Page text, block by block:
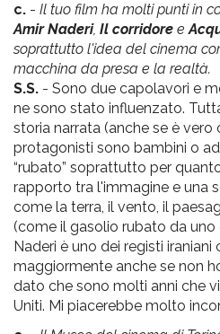
c. - Il tuo film ha molti punti in
Amir Naderi, Il corridore e
soprattutto l'idea del cinema
macchina da presa e la realtà.
S.S. - Sono due capolavori e
ne sono stato influenzato.
storia narrata (anche se è vero
protagonisti sono bambini o
“rubato” soprattutto per
rapporto tra l'immagine e una
come la terra, il vento, il
(come il gasolio rubato da
Naderi è uno dei registi iraniani
maggiormente anche se non
dato che sono molti anni che
Uniti. Mi piacerebbe molto